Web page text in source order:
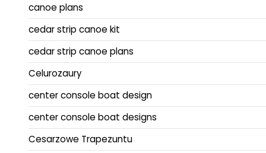
canoe plans
cedar strip canoe kit
cedar strip canoe plans
Celurozaury
center console boat design
center console boat designs
Cesarzowe Trapezuntu